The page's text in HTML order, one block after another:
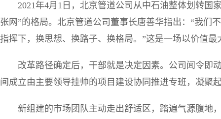
2021年4月1日，北京管道公司从中石油整体划转国
张网”的格局。北京管道公司董事长唐善华指出：“我们
指挥下，换思想、换路子、换格局。”这是一场以价值
改革路径确定后，干部就是决定因素。公司闻令即
间成立由主要领导挂帅的项目建设协同推进专班，凝聚
新组建的市场团队主动走出舒适区，踏遍气源腹地